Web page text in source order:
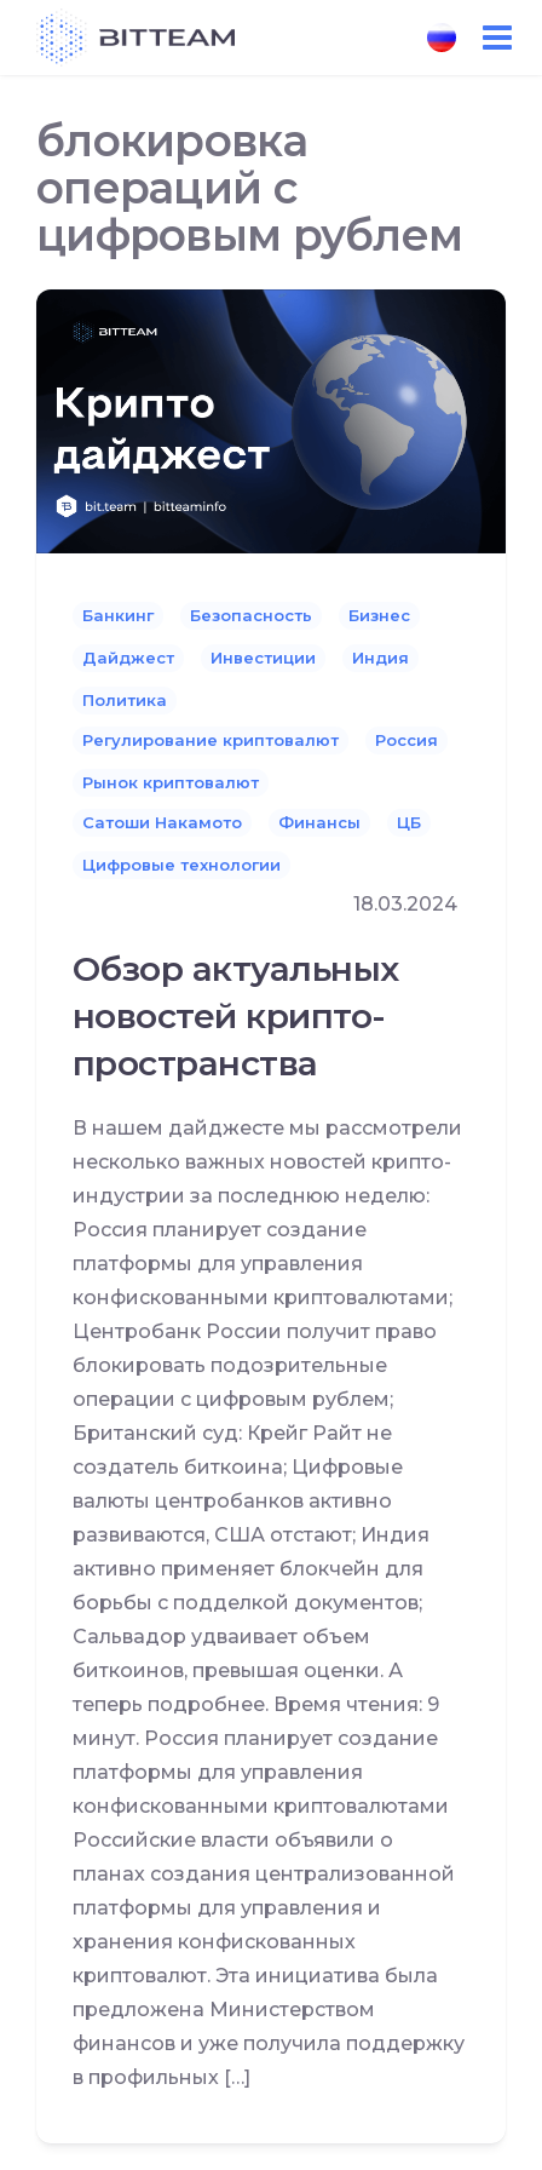
contentблокировка
операций с
цифровым рублем
Банкинг Безопасность Бизнес
Дайджест Инвестиции Индия
Политика
Регулирование криптовалют Россия
Рынок криптовалют
Сатоши Накамото Финансы ЦБ
Цифровые технологии
18.03.2024
Обзор актуальных
новостей крипто-
пространства
В нашем дайджесте мы рассмотрели
несколько важных новостей крипто-
индустрии за последнюю неделю:
Россия планирует создание
платформы для управления
конфискованными криптовалютами;
Центробанк России получит право
блокировать подозрительные
операции с цифровым рублем;
Британский суд: Крейг Райт не
создатель биткоина; Цифровые
валюты центробанков активно
развиваются, США отстают; Индия
активно применяет блокчейн для
борьбы с подделкой документов;
Сальвадор удваивает объем
биткоинов, превышая оценки. А
теперь подробнее. Время чтения: 9
минут. Россия планирует создание
платформы для управления
конфискованными криптовалютами
Российские власти объявили о
планах создания централизованной
платформы для управления и
хранения конфискованных
криптовалют. Эта инициатива была
предложена Министерством
финансов и уже получила поддержку
в профильных […]